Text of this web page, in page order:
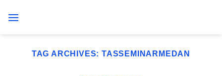
TAG ARCHIVES:TASSEMINARMEDAN